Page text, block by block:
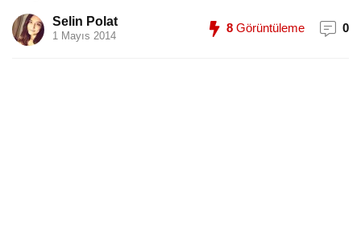
Selin Polat
1 Mayıs 2014
8 Görüntüleme 0